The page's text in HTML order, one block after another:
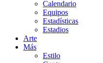
Calendario
Equipos
Estadísticas
Estadios
Arte
Más
Estilo